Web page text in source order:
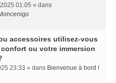
01:05 » dans
accessoires utilisez-vous
ou votre immersion
23:33 » dans Bienvenue à bord !